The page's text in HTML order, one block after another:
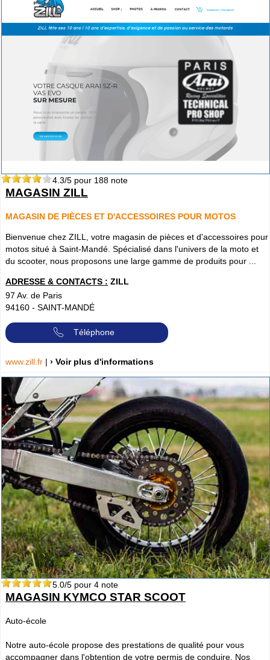
4.3/5 pour 188 note
MAGASIN ZILL
MAGASIN DE PIÈCES ET D'ACCESSOIRES POUR MOTOS
Bienvenue chez ZILL, votre magasin de pièces et d'accessoires pour
motos situé à Saint-Mandé. Spécialisé dans l'univers de la moto et
du scooter, nous proposons une large gamme de produits pour ...
ADRESSE & CONTACTS : ZILL
97 Av. de Paris
94160 - SAINT-MANDÉ
Téléphone
www.zill.fr | › Voir plus d'informations
5.0/5 pour 4 note
MAGASIN KYMCO STAR SCOOT
Auto-école
Notre auto-école propose des prestations de qualité pour vous
accompagner dans l'obtention de votre permis de conduire. Nos